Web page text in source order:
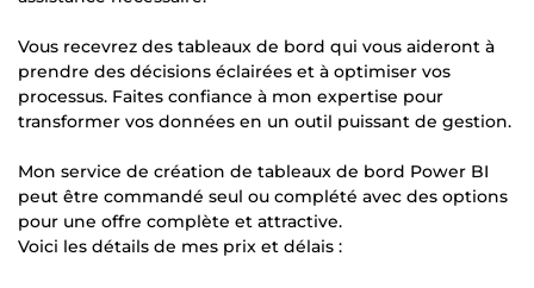
Vous recevrez des tableaux de bord qui vous aideront à
prendre des décisions éclairées et à optimiser vos
processus. Faites confiance à mon expertise pour
transformer vos données en un outil puissant de gestion.
Mon service de création de tableaux de bord Power BI
peut être commandé seul ou complété avec des options
pour une offre complète et attractive.
Voici les détails de mes prix et délais :